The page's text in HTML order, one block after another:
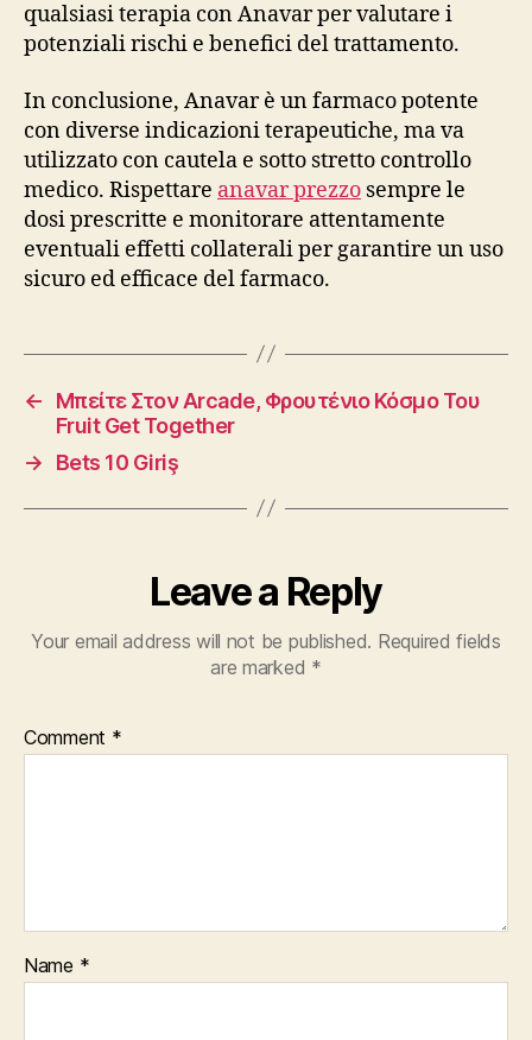
qualsiasi terapia con Anavar per valutare i
potenziali rischi e benefici del trattamento.
In conclusione, Anavar è un farmaco potente
con diverse indicazioni terapeutiche, ma va
utilizzato con cautela e sotto stretto controllo
medico. Rispettare anavar prezzo sempre le
dosi prescritte e monitorare attentamente
eventuali effetti collaterali per garantire un uso
sicuro ed efficace del farmaco.
←
Μπείτε Στον Arcade, Φρουτένιο Κόσμο Του
Fruit Get Together
→
Bets 10 Giriş
Leave a Reply
Your email address will not be published. Required fields
are marked *
Comment *
Name *